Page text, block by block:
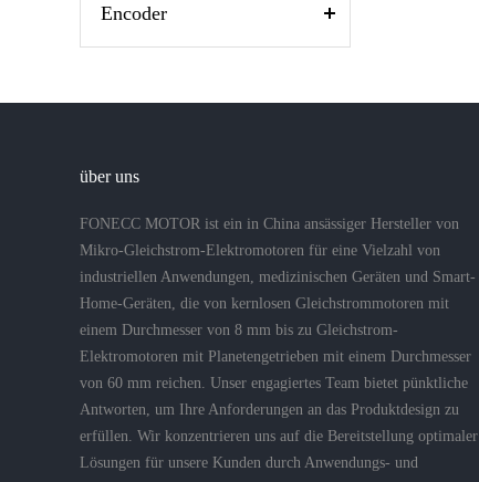
Encoder
über uns
FONECC MOTOR ist ein in China ansässiger Hersteller von
Mikro-Gleichstrom-Elektromotoren für eine Vielzahl von
industriellen Anwendungen, medizinischen Geräten und Smart-
Home-Geräten, die von kernlosen Gleichstrommotoren mit
einem Durchmesser von 8 mm bis zu Gleichstrom-
Elektromotoren mit Planetengetrieben mit einem Durchmesser
von 60 mm reichen. Unser engagiertes Team bietet pünktliche
Antworten, um Ihre Anforderungen an das Produktdesign zu
erfüllen. Wir konzentrieren uns auf die Bereitstellung optimaler
Lösungen für unsere Kunden durch Anwendungs- und